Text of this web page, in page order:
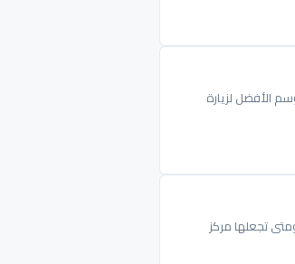
الأفضل لزيارة
ومتى تجعلها مركز